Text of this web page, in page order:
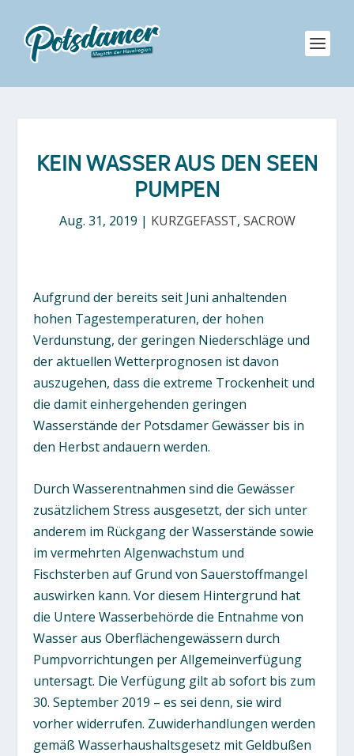
KEIN WASSER AUS DEN SEEN
PUMPEN
Aug. 31, 2019 | KURZGEFASST, SACROW
Aufgrund der bereits seit Juni anhaltenden
hohen Tagestemperaturen, der hohen
Verdunstung, der geringen Niederschläge und
der aktuellen Wetterprognosen ist davon
auszugehen, dass die extreme Trockenheit und
die damit einhergehenden geringen
Wasserstände der Potsdamer Gewässer bis in
den Herbst andauern werden.
Durch Wasserentnahmen sind die Gewässer
zusätzlichem Stress ausgesetzt, der sich unter
anderem im Rückgang der Wasserstände sowie
im vermehrten Algenwachstum und
Fischsterben auf Grund von Sauerstoffmangel
auswirken kann. Vor diesem Hintergrund hat
die Untere Wasserbehörde die Entnahme von
Wasser aus Oberflächengewässern durch
Pumpvorrichtungen per Allgemeinverfügung
untersagt. Die Verfügung gilt ab sofort bis zum
30. September 2019 – es sei denn, sie wird
vorher widerrufen. Zuwiderhandlungen werden
gemäß Wasserhaushaltsgesetz mit Geldbußen